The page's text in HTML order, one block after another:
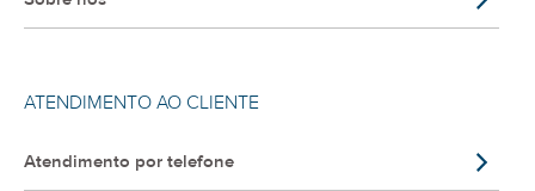
ATENDIMENTO AO CLIENTE
Atendimento por telefone